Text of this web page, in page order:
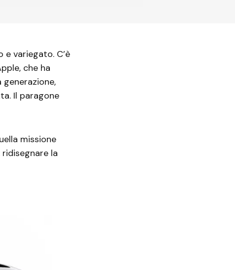
variegato. C’è
che ha
Il paragone
missione
la